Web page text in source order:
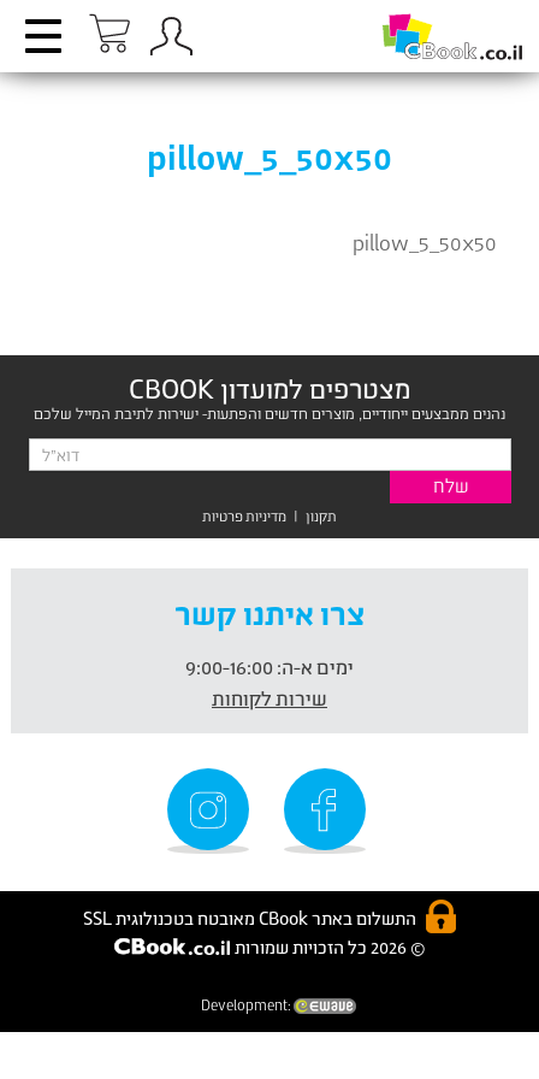
pillow_5_50x50
pillow_5_50x50
מצטרפים למועדון CBOOK
נהנים ממבצעים ייחודיים, מוצרים חדשים והפתעות- ישירות לתיבת המייל שלכם
תקנון | מדיניות פרטיות
צרו איתנו קשר
ימים א-ה:
שירות לקוחות
התשלום באתר CBook מאובטח בטכנולוגית SSL
© 2026 כל הזכויות שמורות
Development: